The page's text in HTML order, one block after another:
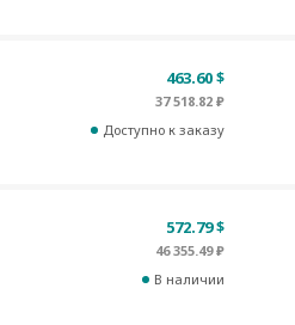
463.60 $
37 518.82 ₽
Доступно к заказу
572.79 $
46 355.49 ₽
В наличии